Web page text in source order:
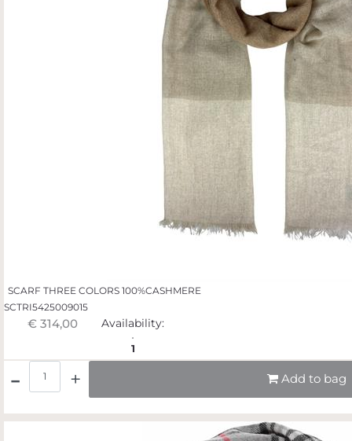
SCARF THREE COLORS 100%CASHMERE
SCTRI5425009015
€ 314,00 Availability:
1
Add to bag